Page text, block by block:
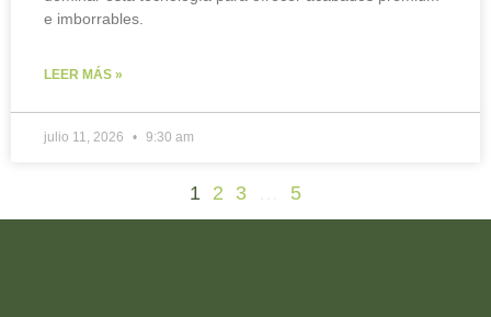
e imborrables.
LEER MÁS »
julio 11, 2026 9:30 am
1 2 3 5